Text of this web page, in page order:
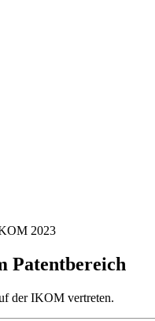
der IKOM vertreten.